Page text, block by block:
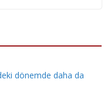
dönemde daha da